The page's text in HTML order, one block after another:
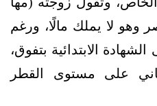
وهو لا يملك مالًا، ورغم
الابتدائية بتفوق،
على مستوى القطر